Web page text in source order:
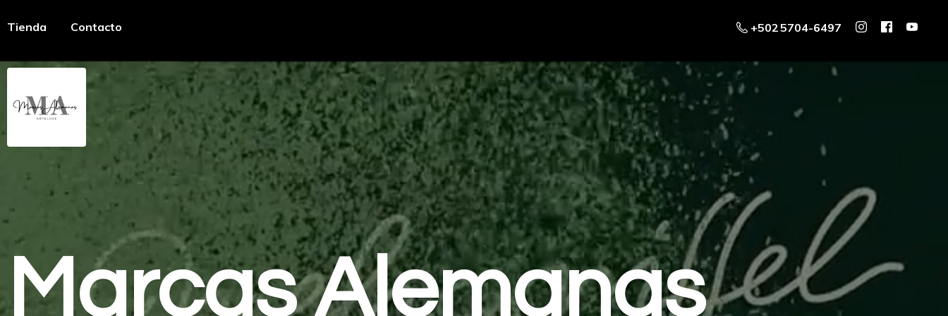
Tienda Contacto +502 5704-6497
MarcasAlemanas